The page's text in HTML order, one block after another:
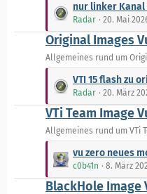
ä
g
e
t
z
t
e
i
t
r
e
nur linker Kanal auf
Radar 20. Mai
Original Images
Allgemeines rund um
t
z
t
e
VTI 15 flash zu
Radar 20. März
VTi Team Image
Allgemeines rund um VTi
t
z
vu zero neues
c0b41n 8. März
BlackHole Image